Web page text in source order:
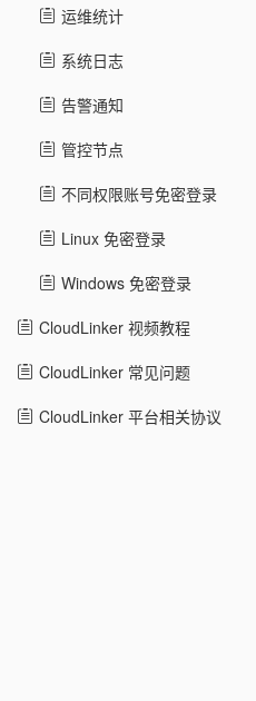
运维统计
系统日志
告警通知
管控节点
不同权限账号免密登录
Linux 免密登录
Windows 免密登录
CloudLinker 视频教程
CloudLinker 常见问题
CloudLinker 平台相关协议